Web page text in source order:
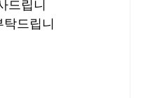
드립니
탁드립니